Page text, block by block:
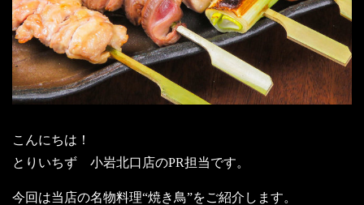
こんにちは！
とりいちず 小岩北口店のPR担当です。
今回は当店の名物料理“焼き鳥”をご紹介します。